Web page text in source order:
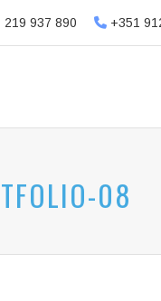
219 937 890 +351
08